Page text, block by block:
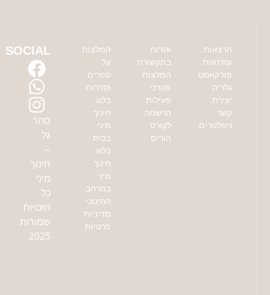
הרצאות
וסדנאות
פודקאסט
גלריה
יצירת
קשר
ניוזלטרים
אודות
בתקשורת
המלצות
מערכי
פעילות
הרשמה
לקורס
הורים
המלצות
על
ספרים
וסדרות
בלוג
חינוך
מיני
בבית
בלוג
חינוך
מיני
במרחב
החינוכי
מדיניות
פרטיות
SOCIAL
סהר
גל
–
חינוך
מיני
כל
הזכויות
שמורות
2025